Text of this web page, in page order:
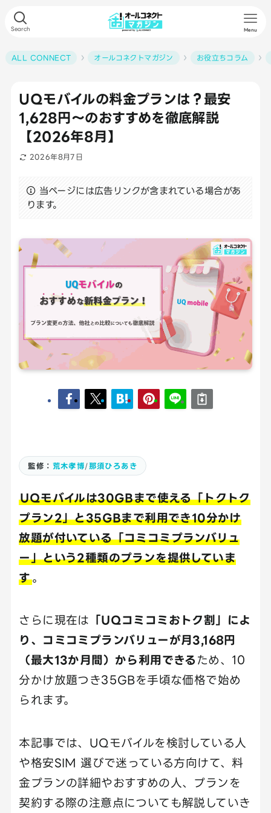
Search Menu
ALL CONNECT オールコネクトマガジン お役立ちコラム
UQモバイルの料金プランは？最安
1,628円〜のおすすめを徹底解説
【2026年8月】
2026年8月7日
当ページには広告リンクが含まれている場合があ
ります。
監修： 荒木孝博/那須ひろあき
UQモバイルは30GBまで使える「トクトク
プラン2」と35GBまで利用でき10分かけ
放題が付いている「コミコミプランバリュ
ー」という2種類のプランを提供していま
す。
さらに現在は 「UQコミコミおトク割」によ
り、コミコミプランバリューが月3,168円
（最大13か月間）から利用できるため、10
分かけ放題つき35GBを手頃な価格で始め
られます。
本記事では、UQモバイルを検討している人
や格安SIM 選びで迷っている方向けて、料
金プランの詳細やおすすめの人、プランを
契約する際の注意点についても解説していき